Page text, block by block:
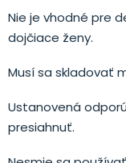
Nie je vhodné pre
dojčiace ženy.
Musí sa skladovať
Ustanovená
presiahnuť.